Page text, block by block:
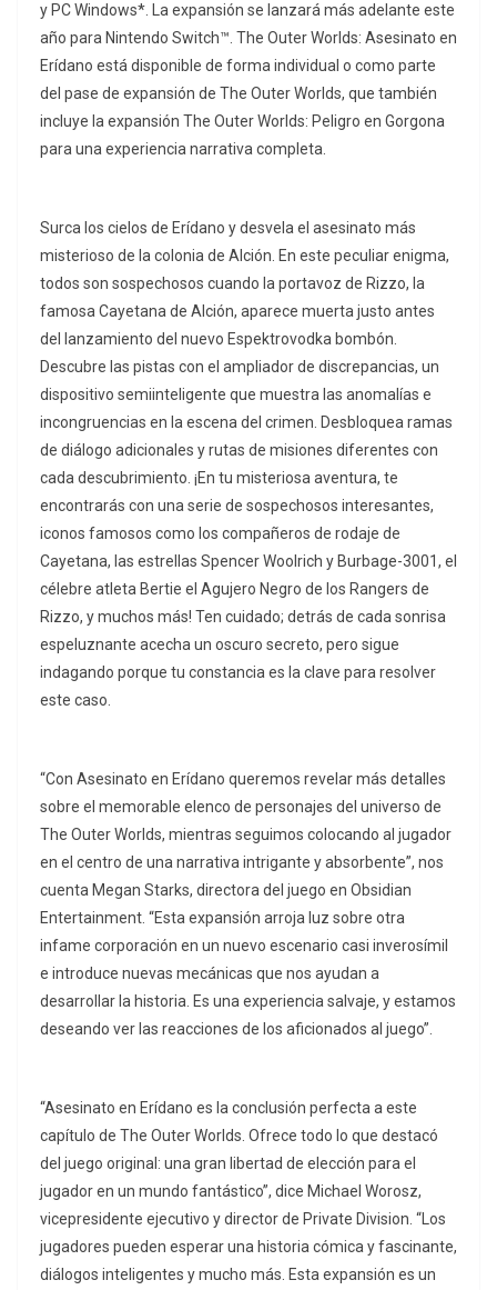
y PC Windows*. La expansión se lanzará más adelante este
año para Nintendo Switch™. The Outer Worlds: Asesinato en
Erídano está disponible de forma individual o como parte
del pase de expansión de The Outer Worlds, que también
incluye la expansión The Outer Worlds: Peligro en Gorgona
para una experiencia narrativa completa.
Surca los cielos de Erídano y desvela el asesinato más
misterioso de la colonia de Alción. En este peculiar enigma,
todos son sospechosos cuando la portavoz de Rizzo, la
famosa Cayetana de Alción, aparece muerta justo antes
del lanzamiento del nuevo Espektrovodka bombón.
Descubre las pistas con el ampliador de discrepancias, un
dispositivo semiinteligente que muestra las anomalías e
incongruencias en la escena del crimen. Desbloquea ramas
de diálogo adicionales y rutas de misiones diferentes con
cada descubrimiento. ¡En tu misteriosa aventura, te
encontrarás con una serie de sospechosos interesantes,
iconos famosos como los compañeros de rodaje de
Cayetana, las estrellas Spencer Woolrich y Burbage-3001, el
célebre atleta Bertie el Agujero Negro de los Rangers de
Rizzo, y muchos más! Ten cuidado; detrás de cada sonrisa
espeluznante acecha un oscuro secreto, pero sigue
indagando porque tu constancia es la clave para resolver
este caso.
“Con Asesinato en Erídano queremos revelar más detalles
sobre el memorable elenco de personajes del universo de
The Outer Worlds, mientras seguimos colocando al jugador
en el centro de una narrativa intrigante y absorbente”, nos
cuenta Megan Starks, directora del juego en Obsidian
Entertainment. “Esta expansión arroja luz sobre otra
infame corporación en un nuevo escenario casi inverosímil
e introduce nuevas mecánicas que nos ayudan a
desarrollar la historia. Es una experiencia salvaje, y estamos
deseando ver las reacciones de los aficionados al juego”.
“Asesinato en Erídano es la conclusión perfecta a este
capítulo de The Outer Worlds. Ofrece todo lo que destacó
del juego original: una gran libertad de elección para el
jugador en un mundo fantástico”, dice Michael Worosz,
vicepresidente ejecutivo y director de Private Division. “Los
jugadores pueden esperar una historia cómica y fascinante,
diálogos inteligentes y mucho más. Esta expansión es un